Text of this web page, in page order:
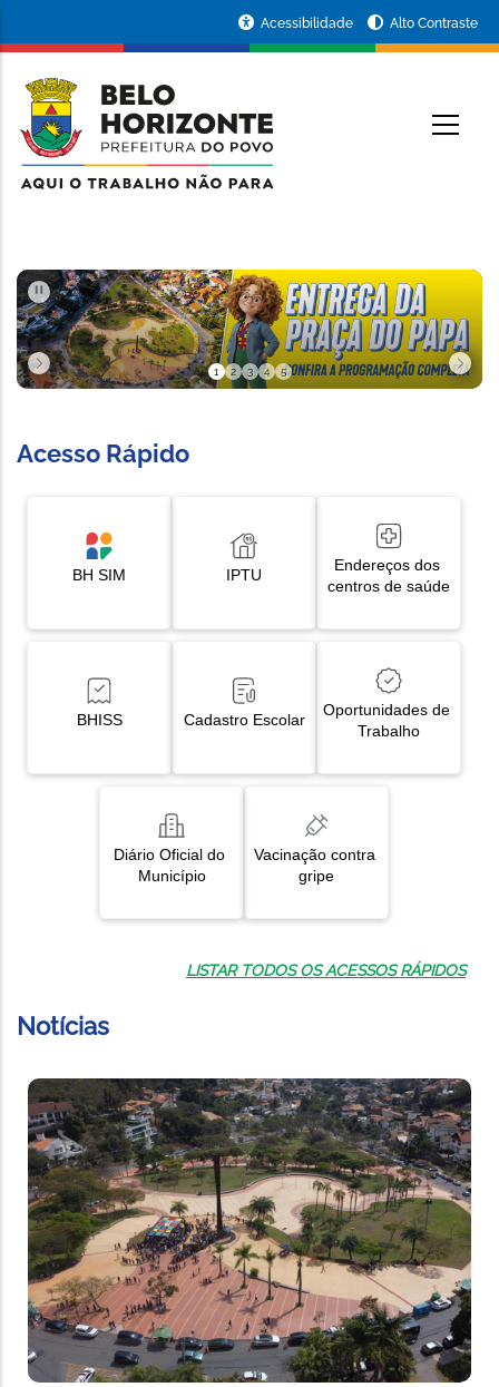
da
Prefeitura
de
Acessibilidade Alto Contraste
1 2 3 4 5
PAUSAR
Acesso Rápido
BH SIM IPTU
Endereços dos
centros de saúde
BHISS Cadastro Escolar
Oportunidades de
Trabalho
Diário Oficial do
Município
Vacinação contra
gripe
LISTAR TODOS OS ACESSOS RÁPIDOS
Notícias